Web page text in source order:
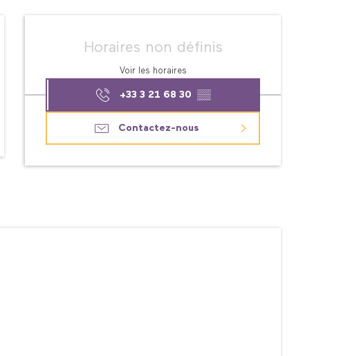
Ouverture et
Horaires non définis
Voir les horaires
+33 3 21 68 30 ▒▒
Contactez-nous